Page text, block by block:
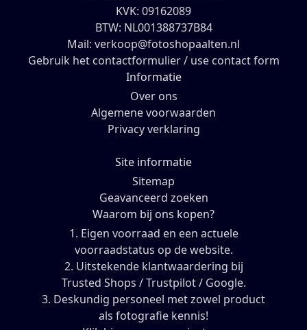
KVK: 09162089
BTW: NL001388737B84
Mail: verkoop@fotoshopaalten.nl
Gebruik het contactformulier / use contact form
Informatie
Over ons
Algemene voorwaarden
Privacy verklaring
Site informatie
Sitemap
Geavanceerd zoeken
Waarom bij ons kopen?
1. Eigen voorraad en een actuele
voorraadstatus op de website.
2. Uitstekende klantwaardering bij
Trusted Shops / Trustpilot / Google.
3. Deskundig personeel met zowel product
als fotografie kennis!